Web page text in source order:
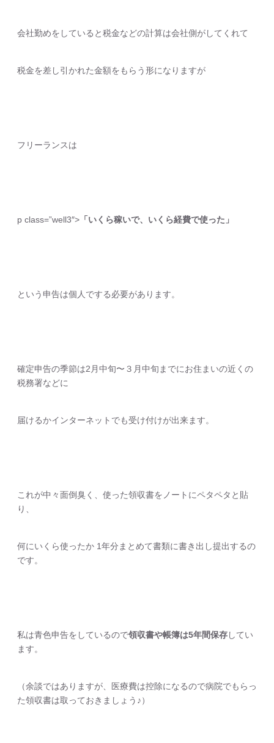
会社勤めをしていると税金などの計算は会社側がしてくれて
税金を差し引かれた金額をもらう形になりますが
フリーランスは
p class=”well3″> 「いくら稼いで、いくら経費で使った」
という申告は個人でする必要があります。
確定申告の季節は2月中旬〜３月中旬までにお住まいの近くの
税務署などに
届けるかインターネットでも受け付けが出来ます。
これが中々面倒臭く、使った領収書をノートにペタペタと貼
り、
何にいくら使ったか 1年分まとめて書類に書き出し提出するの
です。
私は青色申告をしているので領収書や帳簿は5年間保存してい
ます。
（余談ではありますが、医療費は控除になるので病院でもらっ
た領収書は取っておきましょう♪）